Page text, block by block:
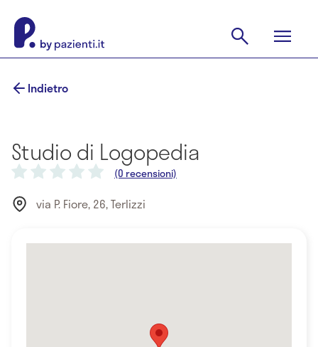
Indietro
Studio di Logopedia
(0 recensioni)
via P. Fiore, 26, Terlizzi